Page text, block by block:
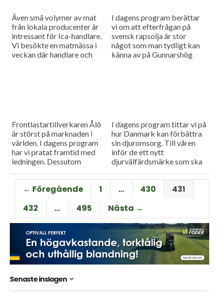
Även små volymer av mat
från lokala producenter är
intressant för Ica-handlare.
Vi besökte en matmässa i
veckan där handlare och
I dagens program berättar
vi om att efterfrågan på
svensk rapsolja är stor
något som man tydligt kan
känna av på Gunnarshög
Frontlastartillverkaren Ålö
är störst på marknaden i
världen. I dagens program
har vi pratat framtid med
ledningen. Dessutom
rapportering från Elmia
lantbruk, idag kollar vi
närmre på...
I dagens program tittar vi på
hur Danmark kan förbättra
sin djuromsorg. Till våren
inför de ett nytt
djurvälfärdsmärke som ska
så tittar vi på en...
← Föregående 1 … 430
431
432
… 495 Nästa →
Senaste inslagen